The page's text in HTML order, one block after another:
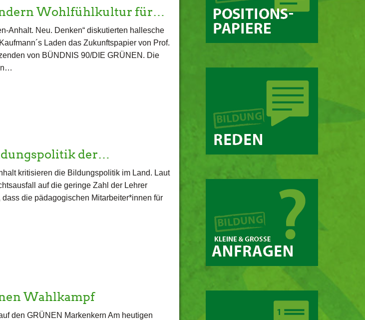
Wohlfühlkultur für…
Anhalt. Neu. Denken“ diskutierten hallesche
Laden das Zukunftspapier von Prof.
von BÜNDNIS 90/DIE GRÜNEN. Die
der…
kritisieren die Bildungspolitik im Land. Laut
auf die geringe Zahl der Lehrer
die pädagogischen Mitarbeiter*innen für
Wahlkampf
den GRÜNEN Markenkern Am heutigen